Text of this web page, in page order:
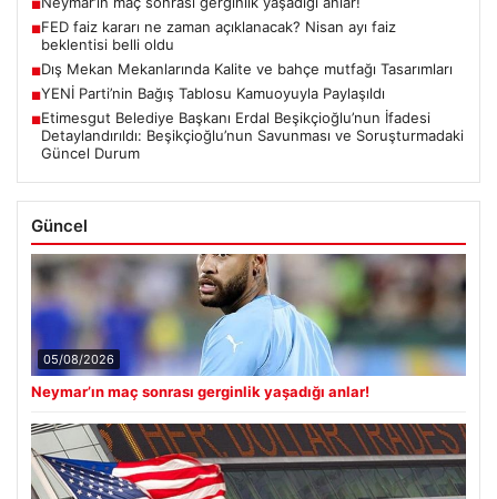
Son Eklenen Haberler
Neymar’ın maç sonrası gerginlik yaşadığı anlar!
FED faiz kararı ne zaman açıklanacak? Nisan ayı faiz
beklentisi belli oldu
■Dış Mekan Mekanlarında Kalite ve bahçe mutfağı Tasarımları
YENİ Parti’nin Bağış Tablosu Kamuoyuyla Paylaşıldı
Detaylandırıldı: Beşikçioğlu’nun Savunması ve Soruşturmadaki
Güncel Durum
Güncel
Neymar’ın maç sonrası gerginlik yaşadığı anlar!